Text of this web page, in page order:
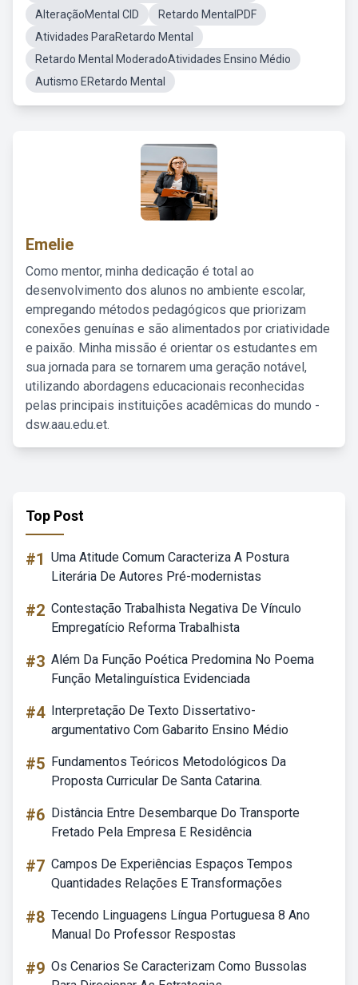
AlteraçãoMental CID
Retardo MentalPDF
Atividades ParaRetardo Mental
Retardo Mental ModeradoAtividades Ensino Médio
Autismo ERetardo Mental
Emelie
Como mentor, minha dedicação é total ao
desenvolvimento dos alunos no ambiente escolar,
empregando métodos pedagógicos que priorizam
conexões genuínas e são alimentados por criatividade
e paixão. Minha missão é orientar os estudantes em
sua jornada para se tornarem uma geração notável,
utilizando abordagens educacionais reconhecidas
pelas principais instituições acadêmicas do mundo -
dsw.aau.edu.et.
Top Post
#1 Uma Atitude Comum Caracteriza A Postura
Literária De Autores Pré-modernistas
#2 Contestação Trabalhista Negativa De Vínculo
Empregatício Reforma Trabalhista
#3 Além Da Função Poética Predomina No Poema
Função Metalinguística Evidenciada
#4 Interpretação De Texto Dissertativo-
argumentativo Com Gabarito Ensino Médio
#5 Fundamentos Teóricos Metodológicos Da
Proposta Curricular De Santa Catarina.
#6 Distância Entre Desembarque Do Transporte
Fretado Pela Empresa E Residência
#7 Campos De Experiências Espaços Tempos
Quantidades Relações E Transformações
#8 Tecendo Linguagens Língua Portuguesa 8 Ano
Manual Do Professor Respostas
#9 Os Cenarios Se Caracterizam Como Bussolas